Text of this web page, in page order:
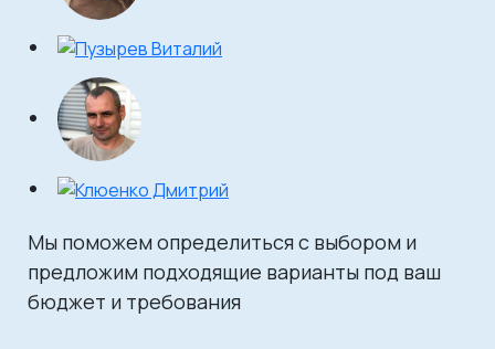
Мы поможем определиться с выбором и
предложим подходящие варианты под ваш
бюджет и требования